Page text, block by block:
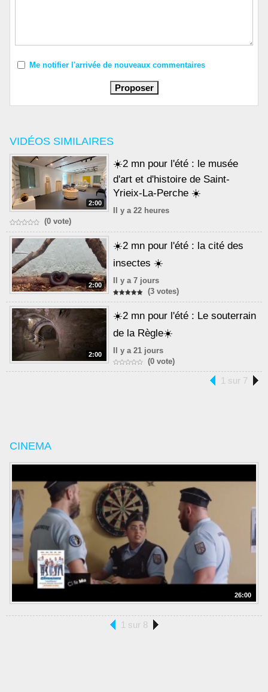
VIDÉOS SIMILAIRES
2:00
☀️2 mn pour l'été : le musée
d'art et d'histoire de Saint-
Yrieix-La-Perche ☀️
Il y a 22 heures
(0 vote)
2:00
☀️2 mn pour l'été : la cité des
insectes ☀️
Il y a 7 jours
(3 votes)
2:00
☀️2 mn pour l'été : Le souterrain
de la Règle☀️
Il y a 21 jours
(0 vote)
1 sur 7
CINEMA
26:00
1 sur 8
Me notifier l'arrivée de nouveaux commentaires